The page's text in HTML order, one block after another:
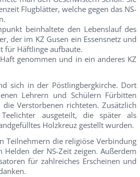
Flugblätter, welche gegen das NS-
beinhaltete den Lebenslauf des
der im KZ Gusen ein Essensnetz und
für Häftlinge aufbaute.
genommen und in ein anderes KZ
sich in der Pöstlingbergkirche. Dort
Lehrern und Schülern Fürbitten
Verstorbenen richteten. Zusätzlich
ausgeteilt, die später als
Holzkreuz gestellt wurden.
Teilnehmern die religiöse Verbindung
Helden der NS-Zeit zeigen. Außerdem
für zahlreiches Erscheinen und